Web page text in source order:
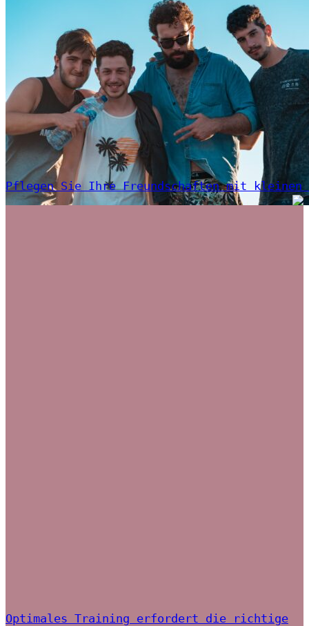
Pflegen Sie Ihre Freundschaften mit kleinen
Optimales Training erfordert die richtige